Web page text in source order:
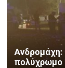
Ανδρομάχη:
πολύχρωμο